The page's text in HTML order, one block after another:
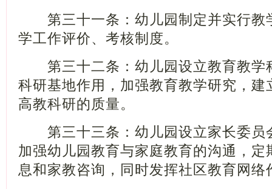
第三十一条：幼儿园制定并实行教
学工作评价、考核制度。
第三十二条：幼儿园设立教育教学
科研基地作用，加强教育教学研究，建
高教科研的质量。
第三十三条：幼儿园设立家长委员
加强幼儿园教育与家庭教育的沟通，定
息和家教咨询，同时发挥社区教育网络